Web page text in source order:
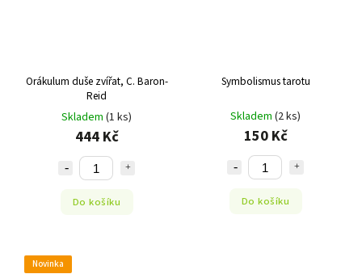
Orákulum duše zvířat, C. Baron-
Reid
Skladem (1 ks)
444 Kč
Do košíku
Symbolismus tarotu
Skladem (2 ks)
150 Kč
Do košíku
Novinka